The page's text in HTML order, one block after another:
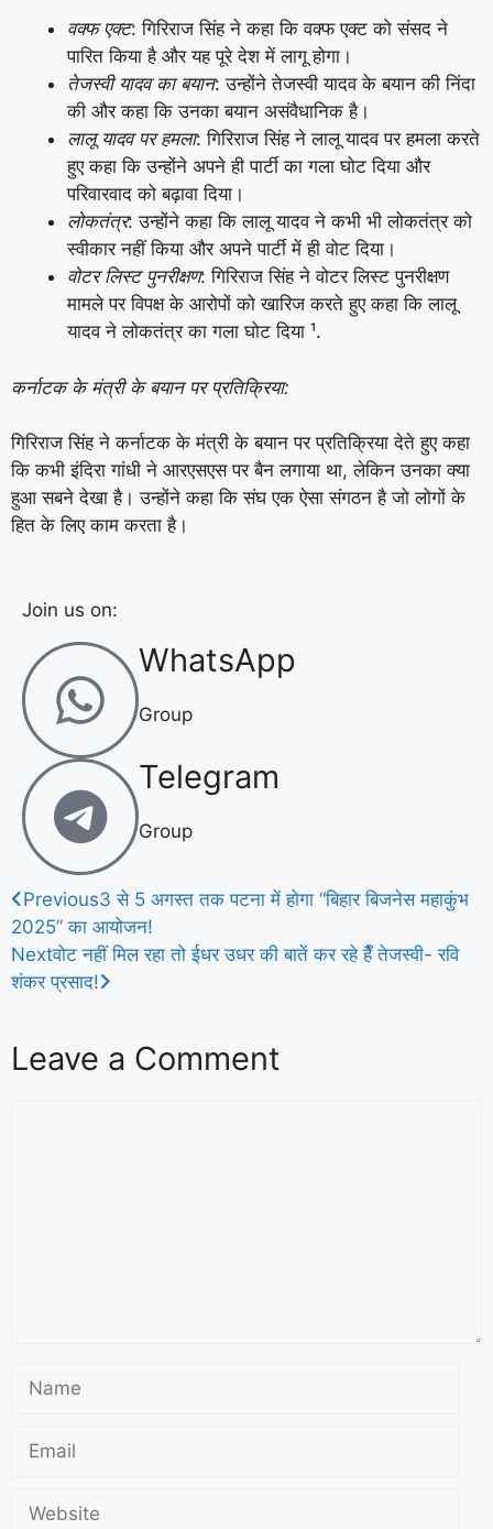
वक्फ एक्ट: गिरिराज सिंह ने कहा कि वक्फ एक्ट को संसद ने
पारित किया है और यह पूरे देश में लागू होगा।
तेजस्वी यादव का बयान: उन्होंने तेजस्वी यादव के बयान की निंदा
की और कहा कि उनका बयान असंवैधानिक है।
लालू यादव पर हमला: गिरिराज सिंह ने लालू यादव पर हमला करते
हुए कहा कि उन्होंने अपने ही पार्टी का गला घोट दिया और
परिवारवाद को बढ़ावा दिया।
लोकतंत्र: उन्होंने कहा कि लालू यादव ने कभी भी लोकतंत्र को
स्वीकार नहीं किया और अपने पार्टी में ही वोट दिया।
वोटर लिस्ट पुनरीक्षण: गिरिराज सिंह ने वोटर लिस्ट पुनरीक्षण
मामले पर विपक्ष के आरोपों को खारिज करते हुए कहा कि लालू
यादव ने लोकतंत्र का गला घोट दिया ¹.
कर्नाटक के मंत्री के बयान पर प्रतिक्रिया:
गिरिराज सिंह ने कर्नाटक के मंत्री के बयान पर प्रतिक्रिया देते हुए कहा
कि कभी इंदिरा गांधी ने आरएसएस पर बैन लगाया था, लेकिन उनका क्या
हुआ सबने देखा है। उन्होंने कहा कि संघ एक ऐसा संगठन है जो लोगों के
हित के लिए काम करता है।
Join us on:
WhatsApp
Group
Telegram
Group
Previous3 से 5 अगस्त तक पटना में होगा “बिहार बिजनेस महाकुंभ
2025” का आयोजन!
Nextवोट नहीं मिल रहा तो ईधर उधर की बातें कर रहे हैँ तेजस्वी- रवि
शंकर प्रसाद!
Leave a Comment